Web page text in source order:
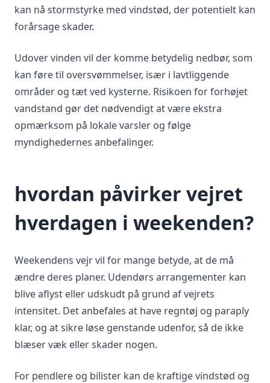
kan nå stormstyrke med vindstød, der potentielt kan
forårsage skader.
Udover vinden vil der komme betydelig nedbør, som
kan føre til oversvømmelser, især i lavtliggende
områder og tæt ved kysterne. Risikoen for forhøjet
vandstand gør det nødvendigt at være ekstra
opmærksom på lokale varsler og følge
myndighedernes anbefalinger.
hvordan påvirker vejret
hverdagen i weekenden?
Weekendens vejr vil for mange betyde, at de må
ændre deres planer. Udendørs arrangementer kan
blive aflyst eller udskudt på grund af vejrets
intensitet. Det anbefales at have regntøj og paraply
klar, og at sikre løse genstande udenfor, så de ikke
blæser væk eller skader nogen.
For pendlere og bilister kan de kraftige vindstød og